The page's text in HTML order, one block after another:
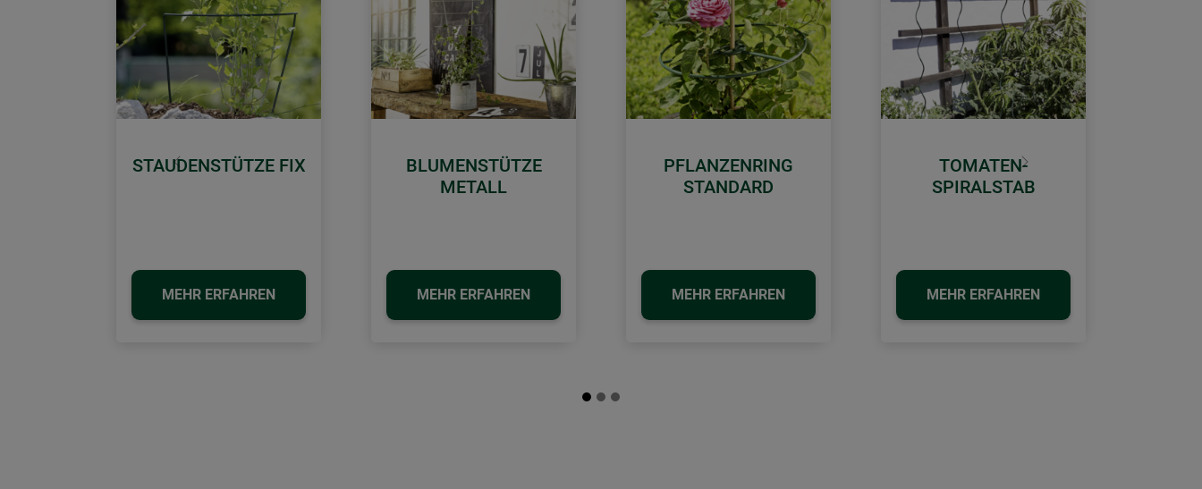
STAUDENSTÜTZE FIX
MEHR ERFAHREN
BLUMENSTÜTZE
METALL
MEHR ERFAHREN
PFLANZENRING
STANDARD
MEHR ERFAHREN
TOMATEN-
SPIRALSTAB
MEHR ERFAHREN
Zurück Weiter